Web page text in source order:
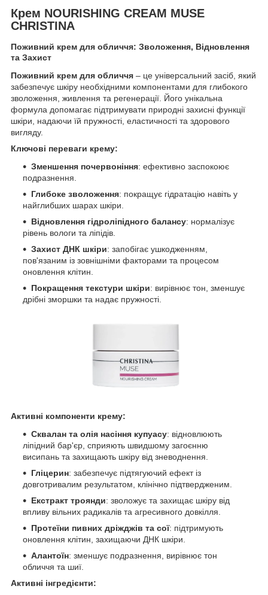
Крем NOURISHING CREAM MUSE
CHRISTINA
Поживний крем для обличчя: Зволоження, Відновлення
та Захист
Поживний крем для обличчя – це універсальний засіб, який
забезпечує шкіру необхідними компонентами для глибокого
зволоження, живлення та регенерації. Його унікальна
формула допомагає підтримувати природні захисні функції
шкіри, надаючи їй пружності, еластичності та здорового
вигляду.
Ключові переваги крему:
Зменшення почервоніння: ефективно заспокоює
подразнення.
Глибоке зволоження: покращує гідратацію навіть у
найглибших шарах шкіри.
Відновлення гідроліпідного балансу: нормалізує
рівень вологи та ліпідів.
Захист ДНК шкіри: запобігає ушкодженням,
пов'язаним із зовнішніми факторами та процесом
оновлення клітин.
Покращення текстури шкіри: вирівнює тон, зменшує
дрібні зморшки та надає пружності.
Активні компоненти крему:
Сквалан та олія насіння купуасу: відновлюють
ліпідний бар'єр, сприяють швидшому загоєнню
висипань та захищають шкіру від зневоднення.
Гліцерин: забезпечує підтягуючий ефект із
довготривалим результатом, клінічно підтвердженим.
Екстракт троянди: зволожує та захищає шкіру від
впливу вільних радикалів та агресивного довкілля.
Протеїни пивних дріжджів та сої: підтримують
оновлення клітин, захищаючи ДНК шкіри.
Алантоїн: зменшує подразнення, вирівнює тон
обличчя та шиї.
Активні інгредієнти: